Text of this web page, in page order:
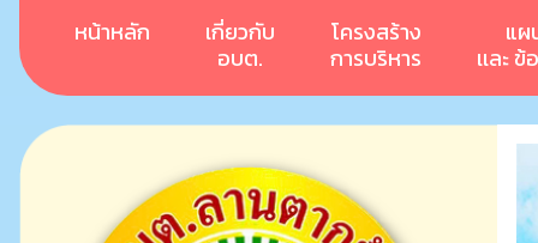
หน้าหลัก
เกี่ยวกับ
อบต.
โครงสร้าง
การบริหาร
แผ
เเละ